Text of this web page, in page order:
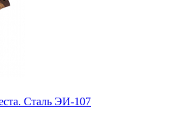
Сталь ЭИ-107